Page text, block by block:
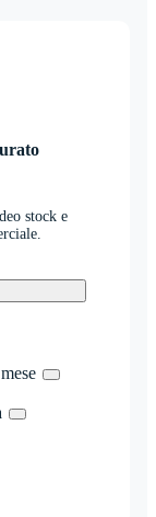
stock e